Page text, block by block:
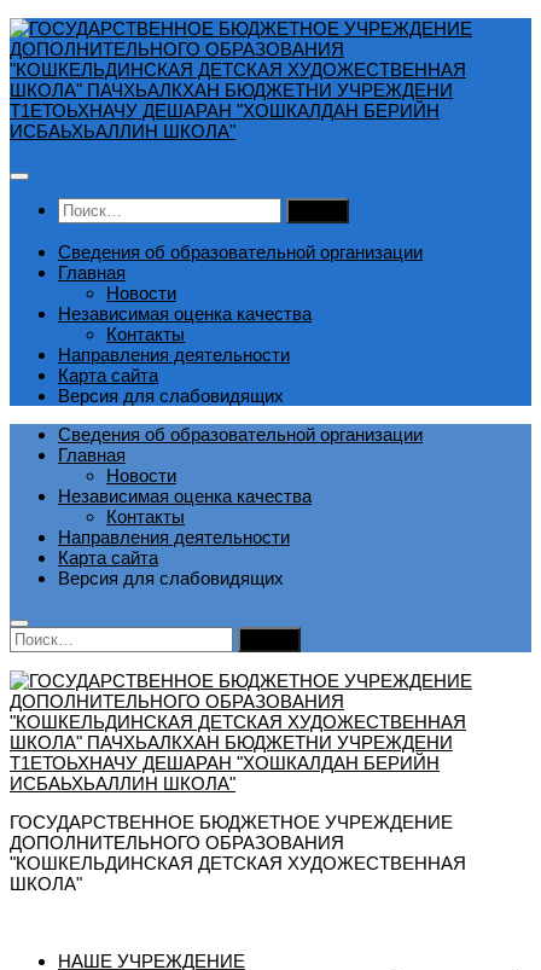
Перейти
к
содержимому
Найти:
Сведения об образовательной организации
Главная
Новости
Независимая оценка качества
Контакты
Направления деятельности
Карта сайта
Версия для слабовидящих
Сведения об образовательной организации
Главная
Новости
Независимая оценка качества
Контакты
Направления деятельности
Карта сайта
Версия для слабовидящих
Найти:
ГОСУДАРСТВЕННОЕ БЮДЖЕТНОЕ УЧРЕЖДЕНИЕ
ДОПОЛНИТЕЛЬНОГО ОБРАЗОВАНИЯ
"КОШКЕЛЬДИНСКАЯ ДЕТСКАЯ ХУДОЖЕСТВЕННАЯ
ШКОЛА"
НАШЕ УЧРЕЖДЕНИЕ